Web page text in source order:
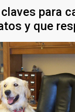
para
y que